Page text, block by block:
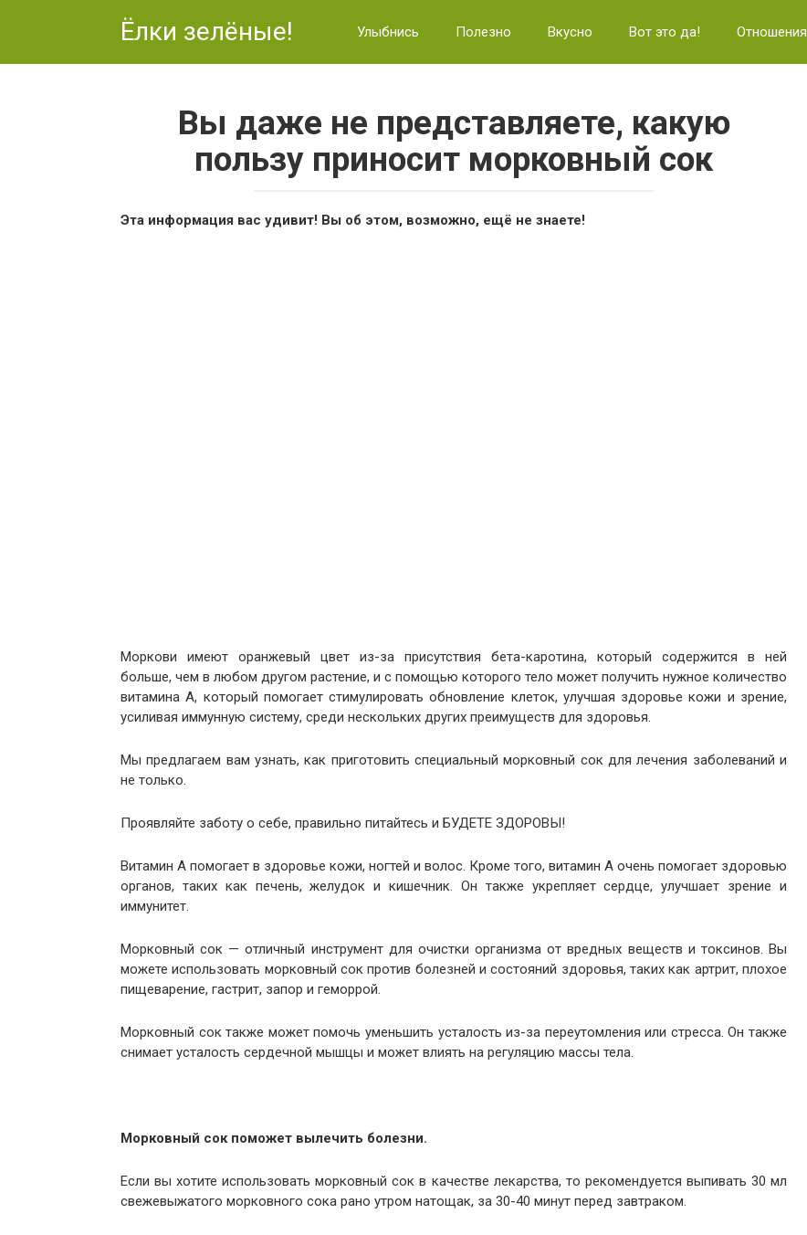
Ёлки зелёные! Улыбнись Полезно Вкусно Вот это да! Отношения
Вы даже не представляете, какую
пользу приносит морковный сок
Эта информация вас удивит! Вы об этом, возможно, ещё не знаете!
Моркови имеют оранжевый цвет из-за присутствия бета-каротина, который содержится в ней
больше, чем в любом другом растение, и с помощью которого тело может получить нужное количество
витамина А, который помогает стимулировать обновление клеток, улучшая здоровье кожи и зрение,
усиливая иммунную систему, среди нескольких других преимуществ для здоровья.
Мы предлагаем вам узнать, как приготовить специальный морковный сок для лечения заболеваний и
не только.
Проявляйте заботу о себе, правильно питайтесь и БУДЕТЕ ЗДОРОВЫ!
Витамин А помогает в здоровье кожи, ногтей и волос. Кроме того, витамин А очень помогает здоровью
органов, таких как печень, желудок и кишечник. Он также укрепляет сердце, улучшает зрение и
иммунитет.
Морковный сок — отличный инструмент для очистки организма от вредных веществ и токсинов. Вы
можете использовать морковный сок против болезней и состояний здоровья, таких как артрит, плохое
пищеварение, гастрит, запор и геморрой.
Морковный сок также может помочь уменьшить усталость из-за переутомления или стресса. Он также
снимает усталость сердечной мышцы и может влиять на регуляцию массы тела.
Морковный сок поможет вылечить болезни.
Если вы хотите использовать морковный сок в качестве лекарства, то рекомендуется выпивать 30 мл
свежевыжатого морковного сока рано утром натощак, за 30-40 минут перед завтраком.